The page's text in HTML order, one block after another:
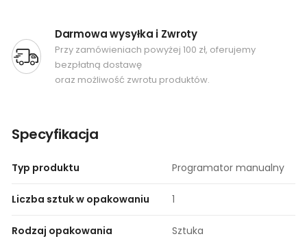
Darmowa wysyłka i Zwroty
Przy zamówieniach powyżej 100 zł, oferujemy
bezpłatną dostawę
oraz możliwość zwrotu produktów.
Specyfikacja
Typ produktu Programator manualny
Liczba sztuk w opakowaniu 1
Rodzaj opakowania Sztuka